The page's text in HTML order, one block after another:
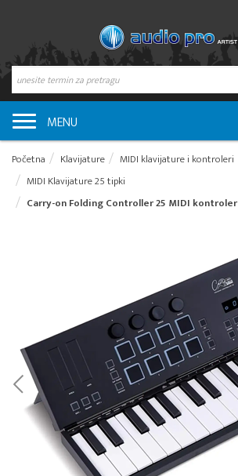
MENU
Početna Klavijature
MIDI klavijature i kontroleri
MIDI Klavijature 25 tipki
Carry-on Folding Controller 25 MIDI kontroler